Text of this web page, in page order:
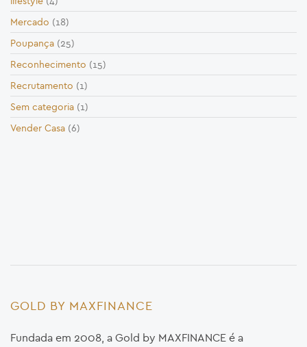
Mercado (18)
Poupança (25)
Reconhecimento (15)
Recrutamento (1)
Sem categoria (1)
Vender Casa (6)
GOLD BY MAXFINANCE
Fundada em 2008, a Gold by MAXFINANCE é a